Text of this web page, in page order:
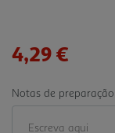
4,29 €
Notas de preparação